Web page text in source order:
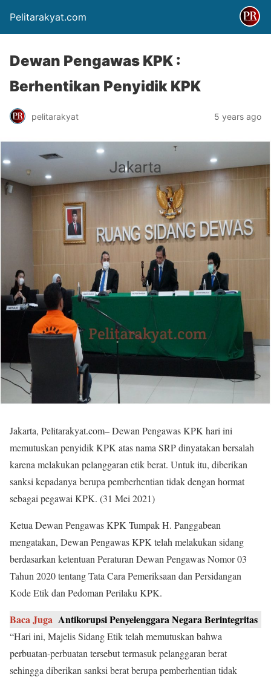
Pelitarakyat.com
Dewan Pengawas KPK :
Berhentikan Penyidik KPK
pelitarakyat 5 years ago
Jakarta, Pelitarakyat.com– Dewan Pengawas KPK hari ini
memutuskan penyidik KPK atas nama SRP dinyatakan bersalah
karena melakukan pelanggaran etik berat. Untuk itu, diberikan
sanksi kepadanya berupa pemberhentian tidak dengan hormat
sebagai pegawai KPK. (31 Mei 2021)
Ketua Dewan Pengawas KPK Tumpak H. Panggabean
mengatakan, Dewan Pengawas KPK telah melakukan sidang
berdasarkan ketentuan Peraturan Dewan Pengawas Nomor 03
Tahun 2020 tentang Tata Cara Pemeriksaan dan Persidangan
Kode Etik dan Pedoman Perilaku KPK.
Baca Juga Antikorupsi Penyelenggara Negara Berintegritas
“Hari ini, Majelis Sidang Etik telah memutuskan bahwa
perbuatan-perbuatan tersebut termasuk pelanggaran berat
sehingga diberikan sanksi berat berupa pemberhentian tidak